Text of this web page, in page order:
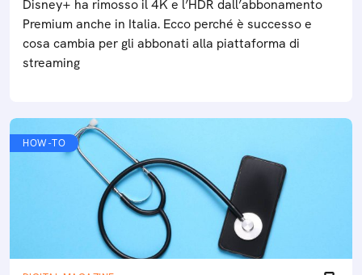
Disney+ ha rimosso il 4K e l’HDR dall’abbonamento
Premium anche in Italia. Ecco perché è successo e
cosa cambia per gli abbonati alla piattaforma di
streaming
HOW-TO